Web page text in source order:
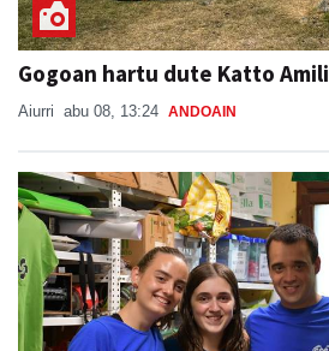
Gogoan hartu dute Katto
Aiurri abu 08, 13:24 ANDOAIN